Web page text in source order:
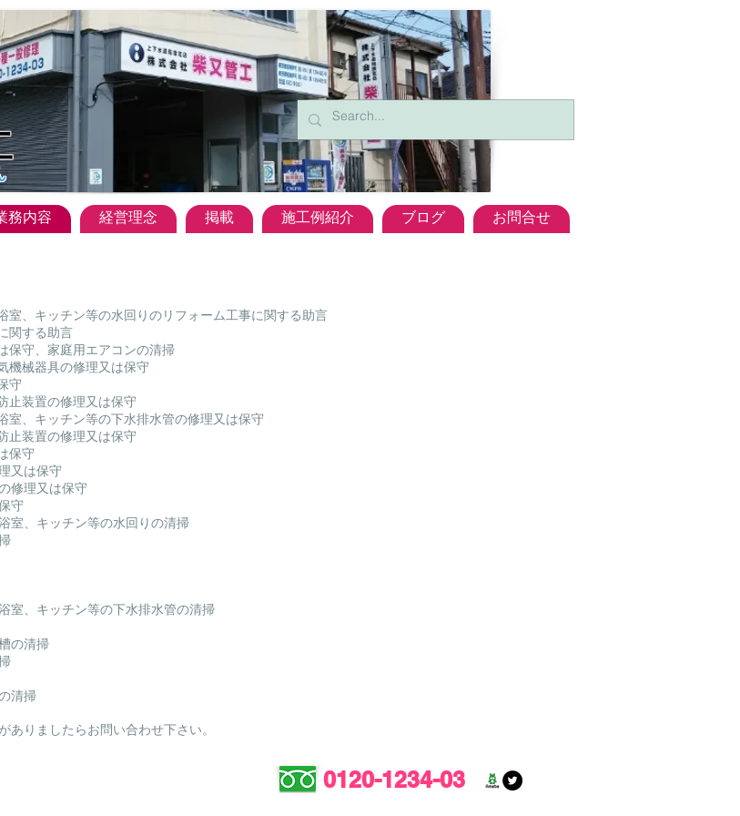
務内容 経営理念 掲載 施工例紹介 ブログ お問合せ
、キッチン等の水回りのリフォーム工事に関する助言
関する助言
守、家庭用エアコンの清掃
械器具の修理又は保守
守
装置の修理又は保守
、キッチン等の下水排水管の修理又は保守
装置の修理又は保守
保守
又は保守
修理又は保守
守
室、キッチン等の水回りの清掃
室、キッチン等の下水排水管の清掃
の清掃
清掃
ありましたらお問い合わせ下さい。
0120-1234-03